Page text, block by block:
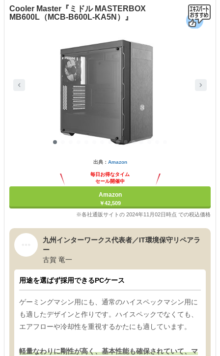
Cooler Master『ミドル MASTERBOX
MB600L（MCB-B600L-KA5N）』
出典： Amazon
毎日お得なタイム
セール開催中
Amazon
￥42,509
※各社通販サイトの 2024年11月02日時点 での税込価格
九州インターワークス代表者／IT環境保守リペアラ
ー
古賀 竜一
用途を選ばず採用できるPCケース
ゲーミングマシン用にも、通常のハイスペックマシン用に
も適したデザインと作りです。ハイスペックでなくても、
エアフローや冷却性を重視するかたにも適しています。
軽量なわりに剛性が高く、基本性能も確保されていて、マ